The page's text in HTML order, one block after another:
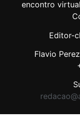
encontro
Editor-
Flavio